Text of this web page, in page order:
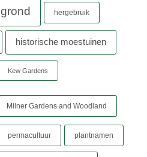
grond hergebruik
historische moestuinen
Kew Gardens
Milner Gardens and Woodland
permacultuur plantnamen